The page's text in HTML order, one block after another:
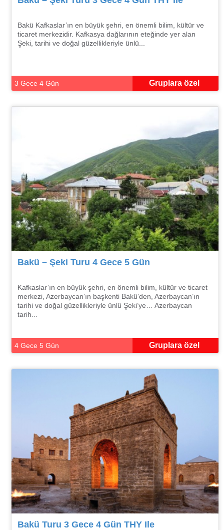
Bakü Kafkaslar’ın en büyük şehri, en önemli bilim, kültür ve
ticaret merkezidir. Kafkasya dağlarının eteğinde yer alan
Şeki, tarihi ve doğal güzellikleriyle ünlü...
3 Gece 4 Gün Gruplara özel
Bakü – Şeki Turu 4 Gece 5 Gün
Kafkaslar’ın en büyük şehri, en önemli bilim, kültür ve ticaret
merkezi, Azerbaycan’ın başkenti Bakü’den, Azerbaycan’ın
tarihi ve doğal güzellikleriyle ünlü Şeki’ye… Azerbaycan
tarih...
4 Gece 5 Gün Gruplara özel
Bakü Turu 3 Gece 4 Gün THY Ile